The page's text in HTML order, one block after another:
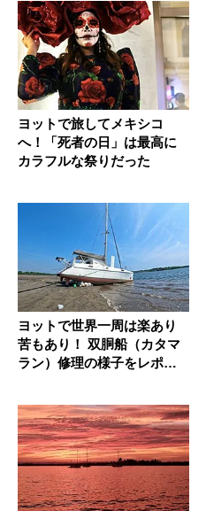
ヨットで旅してメキシコ
へ！「死者の日」は最高に
カラフルな祭りだった
ヨットで世界一周は楽あり
苦もあり！ 双胴船（カタマ
ラン）修理の様子をレポー